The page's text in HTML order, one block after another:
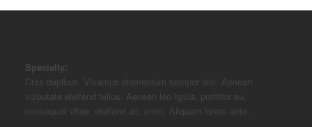
Specialty:
Cras dapibus. Vivamus elementum semper nisi. Aenean
vulputate eleifend tellus. Aenean leo ligula, porttitor eu,
consequat vitae, eleifend ac, enim. Aliquam lorem ante.